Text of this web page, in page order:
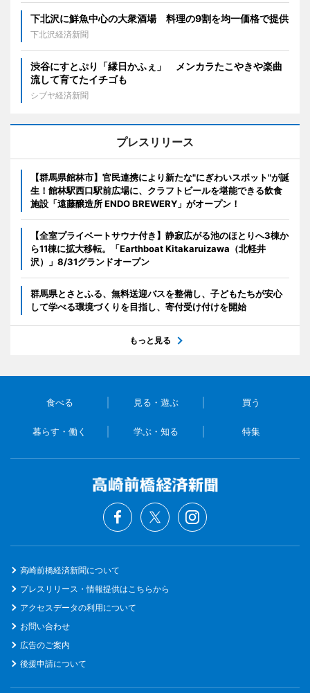
下北沢に鮮魚中心の大衆酒場 料理の9割を均一価格で提供
下北沢経済新聞
渋谷にすとぷり「縁日かふぇ」 メンカラたこやきや楽曲
流して育てたイチゴも
シブヤ経済新聞
プレスリリース
【群馬県館林市】官民連携により新たな"にぎわいスポット"が誕
生！館林駅西口駅前広場に、クラフトビールを堪能できる飲食
施設「遠藤醸造所 ENDO BREWERY」がオープン！
【全室プライベートサウナ付き】静寂広がる池のほとりへ3棟か
ら11棟に拡大移転。「Earthboat Kitakaruizawa（北軽井
沢）」8/31グランドオープン
群馬県とさとふる、無料送迎バスを整備し、子どもたちが安心
して学べる環境づくりを目指し、寄付受け付けを開始
もっと見る
食べる 見る・遊ぶ 買う
暮らす・働く 学ぶ・知る 特集
高崎前橋経済新聞について
プレスリリース・情報提供はこちらから
アクセスデータの利用について
お問い合わせ
広告のご案内
後援申請について